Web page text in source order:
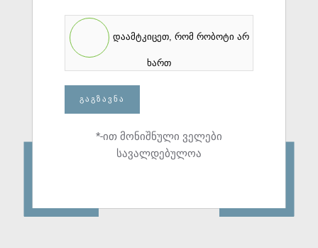
დაამტკიცეთ, რომ რობოტი არ
ხართ
ᲒᲐᲒᲖᲐᲕᲜᲐ
*-ით მონიშნული ველები
სავალდებულოა